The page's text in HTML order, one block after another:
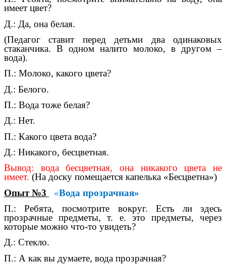
имеет цвет?
Д.: Да, она белая.
(Педагог ставит перед детьми два одинаковых
стаканчика. В одном налито молоко, в другом –
вода).
П.: Молоко, какого цвета?
Д.: Белого.
П.: Вода тоже белая?
Д.: Нет.
П.: Какого цвета вода?
Д.: Никакого, бесцветная.
Вывод: вода бесцветная, она никакого цвета не
имеет. (На доску помещается капелька «Бесцветна»)
Опыт №3
«Вода прозрачная»
П.: Ребята, посмотрите вокруг. Есть ли здесь
прозрачные предметы, т. е. это предметы, через
которые можно что-то увидеть?
Д.: Стекло.
П.: А как вы думаете, вода прозрачная?